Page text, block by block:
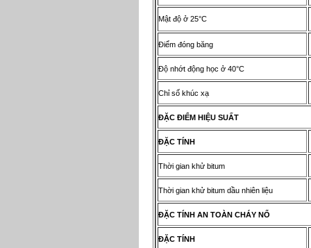
Mật độ ở 25°C
Điểm đóng băng
Độ nhớt động học ở 40°C
Chỉ số khúc xạ
ĐẶC Đ ỂM HI ỆU SUẤT
ĐẶC T NH
Thời gian khử bitum
Thời gian khử bitum dầu nhiên liệu
ĐẶC T NH AN TOÀN CHÁY NỔ
ĐẶC T NH